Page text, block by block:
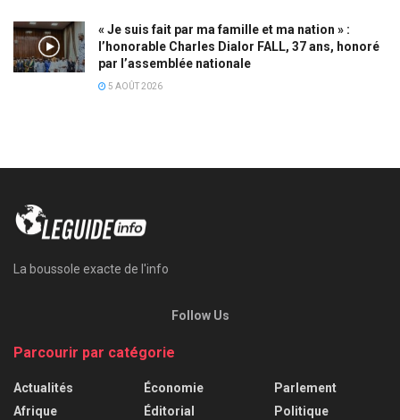
« Je suis fait par ma famille et ma nation » :
l’honorable Charles Dialor FALL, 37 ans, honoré
par l’assemblée nationale
5 AOÛT 2026
La boussole exacte de l'info
Follow Us
Parcourir par catégorie
Actualités
Afrique
Économie
Éditorial
Parlement
Politique